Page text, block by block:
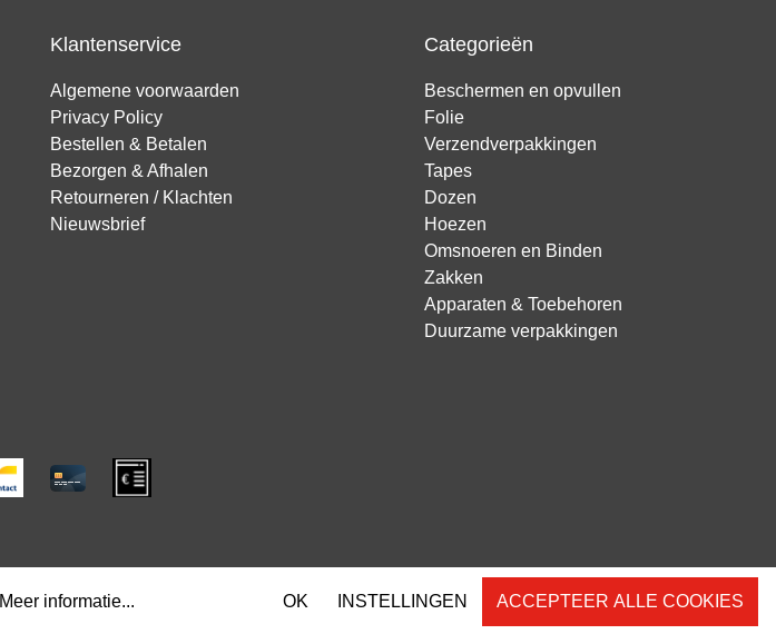
Klantenservice
Algemene voorwaarden
Privacy Policy
Bestellen & Betalen
Bezorgen & Afhalen
Retourneren / Klachten
Nieuwsbrief
Categorieën
Beschermen en opvullen
Folie
Verzendverpakkingen
Tapes
Dozen
Hoezen
Omsnoeren en Binden
Zakken
Apparaten & Toebehoren
Duurzame verpakkingen
Meer informatie... OK INSTELLINGEN ACCEPTEER ALLE COOKIES